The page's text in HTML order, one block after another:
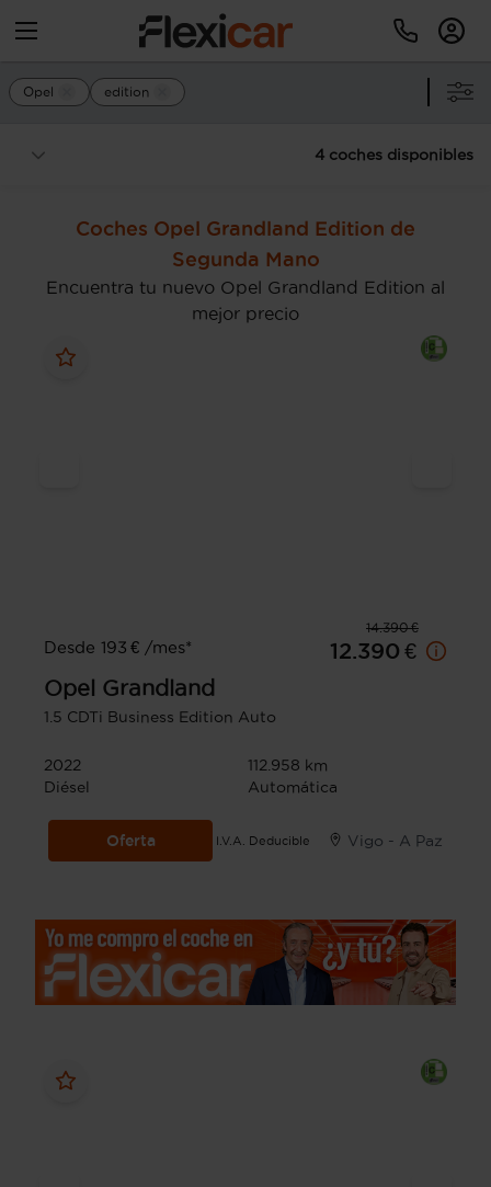
Opel edition
4 coches disponibles
Coches Opel Grandland Edition de
Segunda Mano
Encuentra tu nuevo Opel Grandland Edition al
mejor precio
14.390 €
Desde 193 € /mes*
12.390 €
Opel Grandland
1.5 CDTi Business Edition Auto
2022
112.958 km
Diésel
Automática
Oferta I.V.A. Deducible Vigo - A Paz